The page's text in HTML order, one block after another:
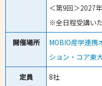
＜第9回＞2027
※全日程受講い
開催場所
MOBIO産学連携
ション・コア東
定員
8社